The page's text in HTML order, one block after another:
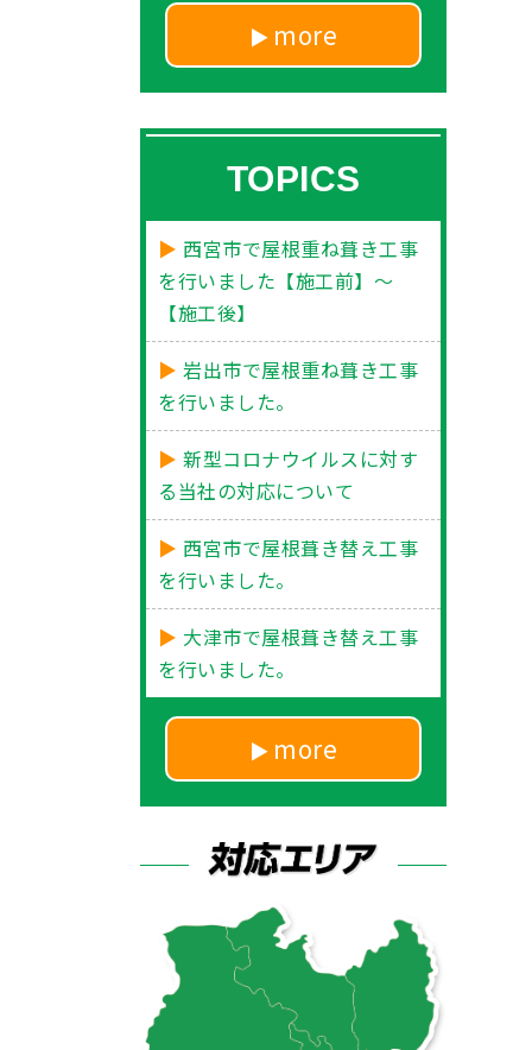
more
TOPICS
西宮市で屋根重ね葺き工事
を行いました【施工前】～
【施工後】
岩出市で屋根重ね葺き工事
を行いました。
新型コロナウイルスに対す
る当社の対応について
西宮市で屋根葺き替え工事
を行いました。
大津市で屋根葺き替え工事
を行いました。
more